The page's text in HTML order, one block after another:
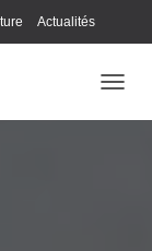
Actualités